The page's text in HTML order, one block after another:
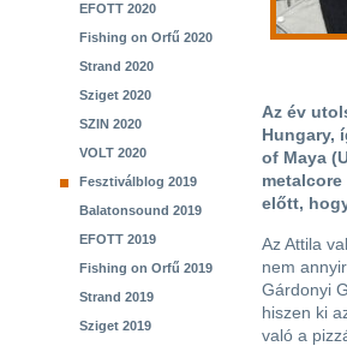
EFOTT 2020
Fishing on Orfű 2020
Strand 2020
Sziget 2020
SZIN 2020
VOLT 2020
Fesztiválblog 2019
Balatonsound 2019
EFOTT 2019
Fishing on Orfű 2019
Strand 2019
Sziget 2019
Az év
Hungary,
of Maya
előtt,
Az Attila
nem
Gárdonyi
hiszen ki
való a